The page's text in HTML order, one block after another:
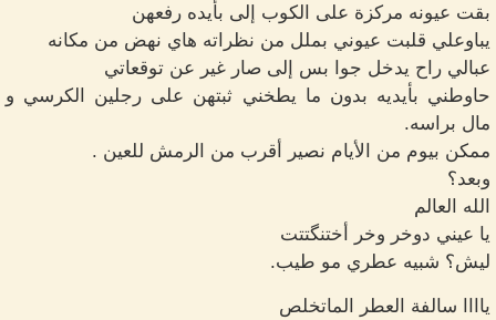
بقت عيونه مركزة على الكوب إلى بأيده رفعهن
يباوعلي قلبت عيوني بملل من نظراته هاي نهض من مكانه
عبالي راح يدخل جوا بس إلى صار غير عن توقعاتي
حاوطني بأيديه بدون ما يطخني ثبتهن على رجلين الكرسي و
مال براسه.
ممكن بيوم من الأيام نصير أقرب من الرمش للعين .
وبعد؟
الله العالم
يا عيني دوخر وخر أختنگتتت
ليش؟ شبيه عطري مو طيب.
ياااا سالفة العطر الماتخلص